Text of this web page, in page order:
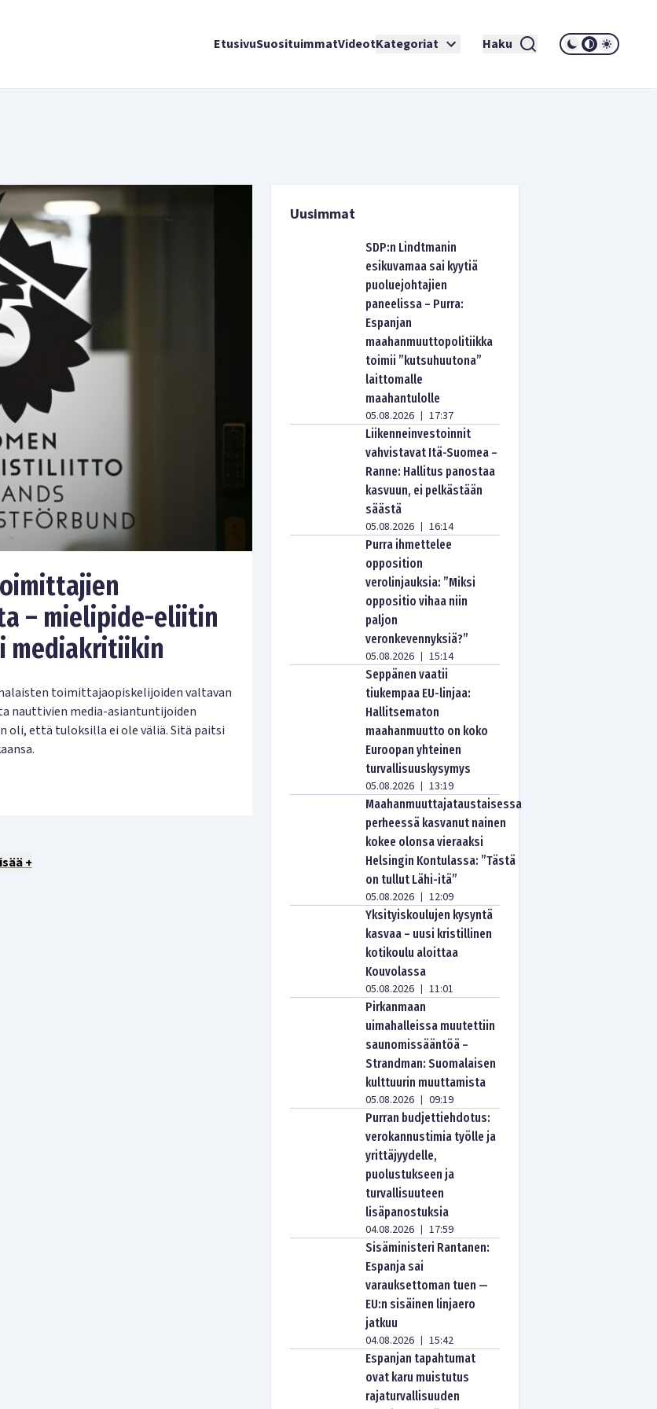
EtusivuSuosituimmatVideotKategoriat Haku
– mielipide-eliitin
mediakritiikin
toimittajaopiskelijoiden valtavan
nauttivien media-asiantuntijoiden
oli, että tuloksilla ei ole väliä. Sitä paitsi
+
Uusimmat
SDP:n Lindtmanin
esikuvamaa sai kyytiä
puoluejohtajien
paneelissa – Purra:
Espanjan
maahanmuuttopolitiikka
toimii ”kutsuhuutona”
laittomalle
maahantulolle
05.08.2026 | 17:37
Liikenneinvestoinnit
vahvistavat Itä-Suomea –
Ranne: Hallitus panostaa
kasvuun, ei pelkästään
säästä
05.08.2026 | 16:14
Purra ihmettelee
opposition
verolinjauksia: ”Miksi
oppositio vihaa niin
paljon
veronkevennyksiä?”
05.08.2026 | 15:14
Seppänen vaatii
tiukempaa EU-linjaa:
Hallitsematon
maahanmuutto on koko
Euroopan yhteinen
turvallisuuskysymys
05.08.2026 | 13:19
Maahanmuuttajataustaisessa
perheessä kasvanut nainen
kokee olonsa vieraaksi
Helsingin Kontulassa: ”Tästä
on tullut Lähi-itä”
05.08.2026 | 12:09
Yksityiskoulujen kysyntä
kasvaa – uusi kristillinen
kotikoulu aloittaa
Kouvolassa
05.08.2026 | 11:01
Pirkanmaan
uimahalleissa muutettiin
saunomissääntöä –
Strandman: Suomalaisen
kulttuurin muuttamista
05.08.2026 | 09:19
Purran budjettiehdotus:
verokannustimia työlle ja
yrittäjyydelle,
puolustukseen ja
turvallisuuteen
lisäpanostuksia
04.08.2026 | 17:59
Sisäministeri Rantanen:
Espanja sai
varauksettoman tuen —
EU:n sisäinen linjaero
jatkuu
04.08.2026 | 15:42
Espanjan tapahtumat
ovat karu muistutus
rajaturvallisuuden